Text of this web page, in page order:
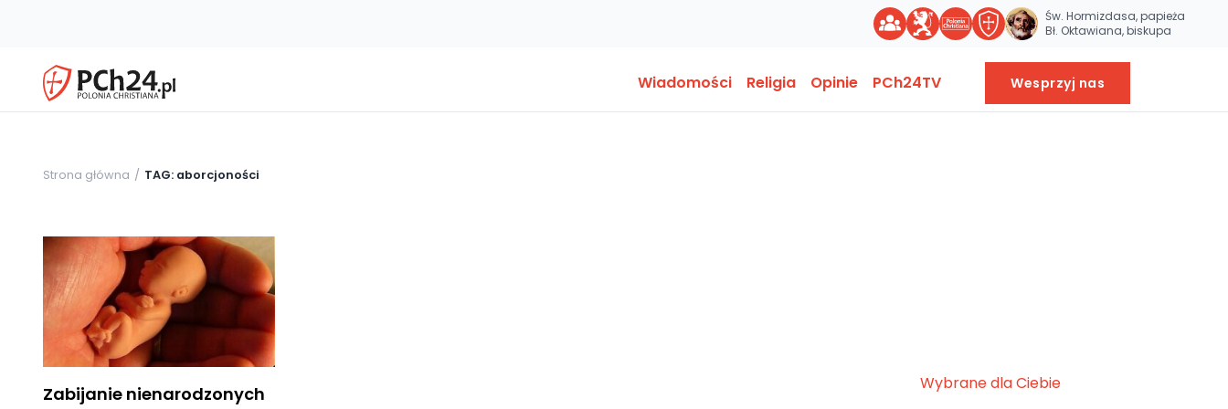
Św. Hormizdasa, papieża
Bł. Oktawiana, biskupa
Wiadomości Religia Opinie PCh24TV Wesprzyj nas
Strona główna TAG: aborcjoności
Zabijanie nienarodzonych
Wybrane dla Ciebie